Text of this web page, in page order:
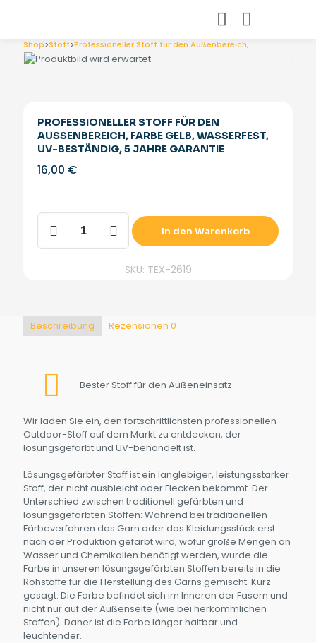
Shop>Stoff>Professioneller Stoff für den Außenbereich, Farbe Gelb,
PROFESSIONELLER STOFF FÜR DEN
AUSSENBEREICH, FARBE GELB, WASSERFEST, U
V-BESTÄNDIG, 5 JAHRE GARANTIE
16,00 €
Professioneller
Stoff
für
UV-
beständig,
Garantie
Menge
In den Warenkorb
SKU: TEX-2619
Beschreibung Rezensionen 0
Bester Stoff für den Außeneinsatz
Wir laden Sie ein, den fortschrittlichsten professionellen
Outdoor-Stoff auf dem Markt zu entdecken, der
lösungsgefärbt und UV-behandelt ist.
Lösungsgefärbter Stoff ist ein langlebiger, leistungsstarker
Stoff, der nicht ausbleicht oder Flecken bekommt. Der
Unterschied zwischen traditionell gefärbten und
lösungsgefärbten Stoffen: Während bei traditionellen
Färbeverfahren das Garn oder das Kleidungsstück erst
nach der Produktion gefärbt wird, wofür große Mengen an
Wasser und Chemikalien benötigt werden, wurde die
Farbe in unseren lösungsgefärbten Stoffen bereits in die
Rohstoffe für die Herstellung des Garns gemischt. Kurz
gesagt: Die Farbe befindet sich im Inneren der Fasern und
nicht nur auf der Außenseite (wie bei herkömmlichen
Stoffen). Daher ist die Farbe länger haltbar und
leuchtender.